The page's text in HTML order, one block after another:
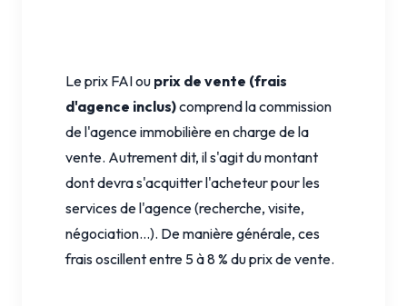
Le prix FAI ou prix de vente (frais
d'agence inclus)comprend la commission
de l'agence immobilière en charge de la
vente. Autrement dit, il s'agit du montant
dont devra s'acquitter l'acheteur pour les
services de l'agence (recherche, visite,
négociation...). De manière générale, ces
frais oscillent entre 5 à 8 % du prix de vente.